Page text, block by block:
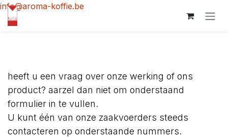
Overslaan naar inhoud
info@aroma-koffie.be
heeft u een vraag over onze werking of ons
product? aarzel dan niet om onderstaand
formulier in te vullen.
U kunt één van onze zaakvoerders steeds
contacteren op onderstaande nummers.